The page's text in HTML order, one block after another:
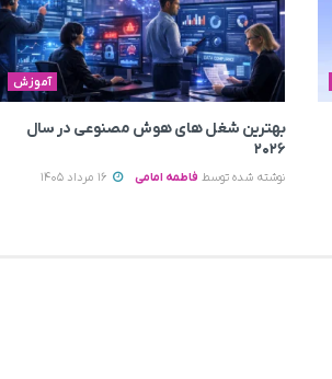
آموزش
بهترین شغل های هوش مصنوعی در سال
۲۰۲۶
نوشته شده توسط فاطمه امامی